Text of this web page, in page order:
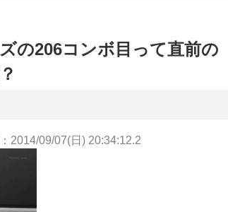
の206コンボ目って直前の
2014/09/07(日) 20:34:12.2